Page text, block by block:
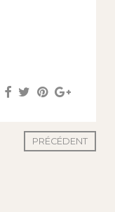
PRÉCÉDENT